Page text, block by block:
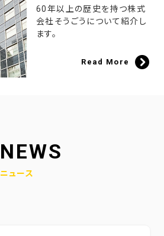
60年以上の歴史を持つ株式
会社そうごうについて紹介し
ます。
Read More
NEWS
ニュース